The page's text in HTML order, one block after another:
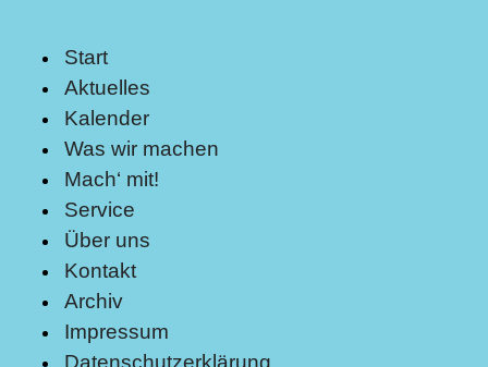
Start
Aktuelles
Kalender
Was wir machen
Mach‘ mit!
Service
Über uns
Kontakt
Archiv
Impressum
Datenschutzerklärung